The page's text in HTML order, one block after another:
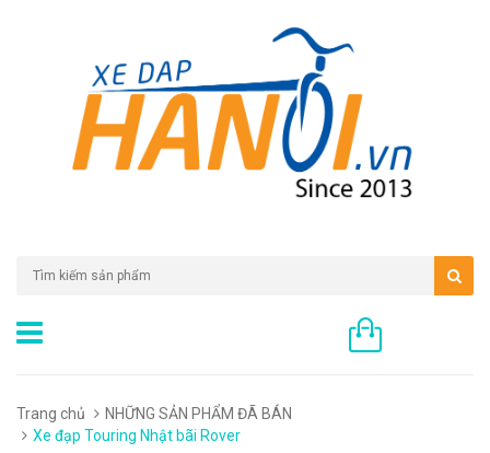
Trang chủ
NHỮNG SẢN PHẨM ĐÃ BÁN
Xe đạp Touring Nhật bãi Rover